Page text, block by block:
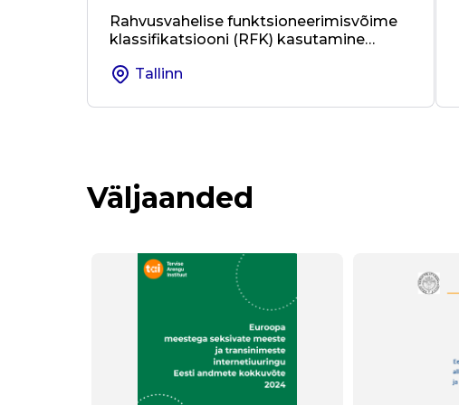
Rahvusvahelise funktsioneerimisvõime
klassifikatsiooni (RFK) kasutamine
üleses koostöös
Tallinn
Väljaanded